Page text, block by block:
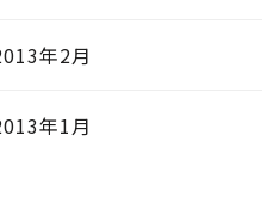
年2月
年1月